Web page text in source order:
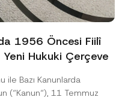
1956 Öncesi Fiilî
Hukuki Çerçeve
ile Bazı Kanunlarda
(“Kanun“), 11 Temmuz